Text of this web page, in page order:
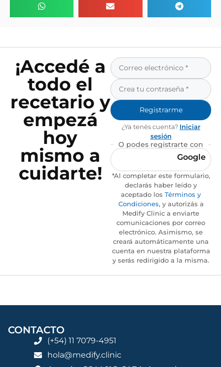
¡Accedé a
todo el
recetario y
empezá
hoy
mismo a
cuidarte!
Registrarme
¿Ya tenés cuenta? Iniciar
sesión
O podes registrarte con
Google
*Al completar este formulario,
declarás haber leído y
aceptado los Términos y
Condiciones, y autorizás a
Medify Clinic a enviarte
comunicaciones por correo
electrónico. Asimismo, se
creará automáticamente una
cuenta en nuestra plataforma
y serás redirigido a la misma.
CONTACTO
(+54) 11 7079-4951
hola@medify.clinic